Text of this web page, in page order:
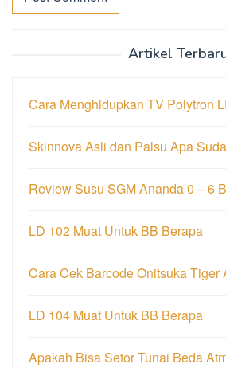
Artikel
Cara Menghidupkan TV Polytron
Skinnova Asli dan Palsu Apa
Review Susu SGM Ananda 0 – 6
LD 102 Muat Untuk BB Berapa
Cara Cek Barcode Onitsuka Tiger
LD 104 Muat Untuk BB Berapa
Apakah Bisa Setor Tunai Beda